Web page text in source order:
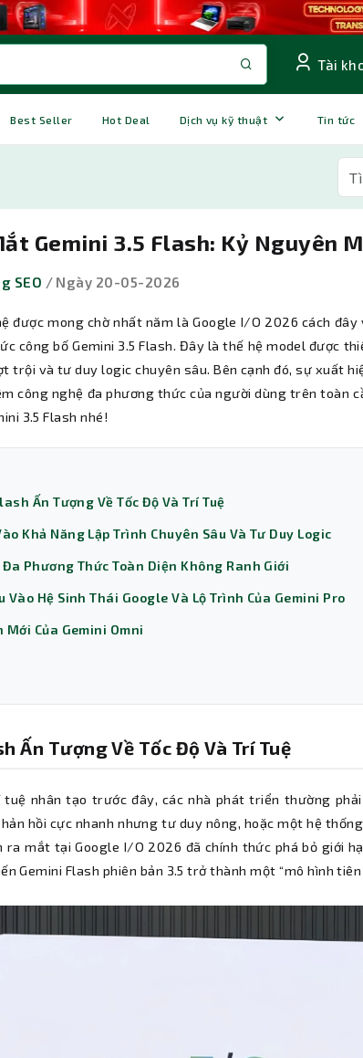
Tài
Best Seller Hot Deal Dịch vụ kỹ thuật Tin tức
Gemini 3.5 Flash: Kỷ Nguyên
SEO / Ngày 20-05-2026
được mong chờ nhất năm là Google I/O 2026 cách
công bố Gemini 3.5 Flash. Đây là thế hệ model được
trội và tư duy logic chuyên sâu. Bên cạnh đó, sự xuất
công nghệ đa phương thức của người dùng trên toàn
3.5 Flash nhé!
Ấn Tượng Về Tốc Độ Và Trí Tuệ
Khả Năng Lập Trình Chuyên Sâu Và Tư Duy Logic
Phương Thức Toàn Diện Không Ranh Giới
Vào Hệ Sinh Thái Google Và Lộ Trình Của Gemini Pro
Mới Của Gemini Omni
Ấn Tượng Về Tốc Độ Và Trí Tuệ
nhân tạo trước đây, các nhà phát triển thường
hồi cực nhanh nhưng tư duy nông, hoặc một hệ
ra mắt tại Google I/O 2026 đã chính thức phá bỏ giới
Gemini Flash phiên bản 3.5 trở thành một “mô hình